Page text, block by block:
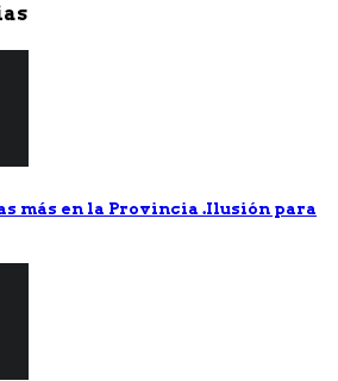
más en la Provincia .Ilusión para